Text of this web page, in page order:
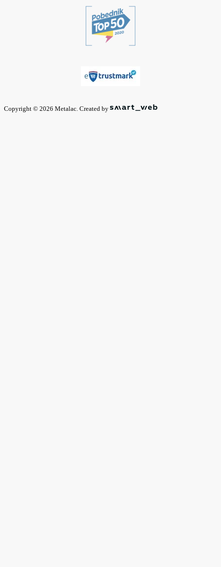
Copyright © 2026 Metalac. Created by